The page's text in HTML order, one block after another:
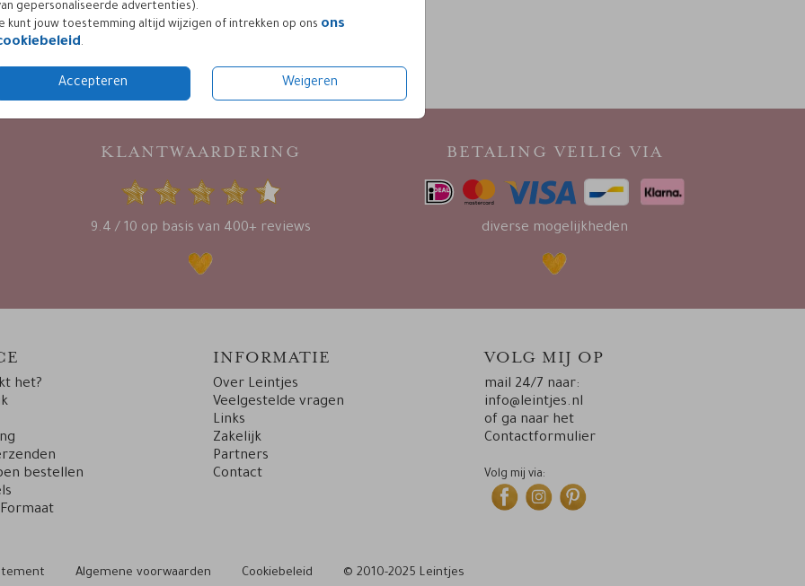
gepersonaliseerde advertenties).
Je kunt jouw toestemming altijd wijzigen of intrekken op ons ons
.
Accepteren Weigeren
KLANTWAARDERING
9.4 / 10 op basis van 400+ reviews
BETALING VEILIG VIA
diverse mogelijkheden
het?
bestellen
INFORMATIE
Over Leintjes
Veelgestelde vragen
Links
Zakelijk
Partners
Contact
VOLG MIJ OP
mail 24/7 naar:
info@leintjes.nl
of ga naar het
Contactformulier
Volg mij via:
Algemene voorwaarden Cookiebeleid © 2010-2025 Leintjes